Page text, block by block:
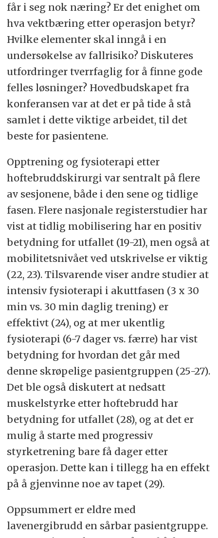
får i seg nok næring? Er det enighet om
hva vektbæring etter operasjon betyr?
Hvilke elementer skal inngå i en
undersøkelse av fallrisiko? Diskuteres
utfordringer tverrfaglig for å finne gode
felles løsninger? Hovedbudskapet fra
konferansen var at det er på tide å stå
samlet i dette viktige arbeidet, til det
beste for pasientene.
Opptrening og fysioterapi etter
hoftebruddskirurgi var sentralt på flere
av sesjonene, både i den sene og tidlige
fasen. Flere nasjonale registerstudier har
vist at tidlig mobilisering har en positiv
betydning for utfallet (19-21), men også at
mobilitetsnivået ved utskrivelse er viktig
(22, 23). Tilsvarende viser andre studier at
intensiv fysioterapi i akuttfasen (3 x 30
min vs. 30 min daglig trening) er
effektivt (24), og at mer ukentlig
fysioterapi (6-7 dager vs. færre) har vist
betydning for hvordan det går med
denne skrøpelige pasientgruppen (25-27).
Det ble også diskutert at nedsatt
muskelstyrke etter hoftebrudd har
betydning for utfallet (28), og at det er
mulig å starte med progressiv
styrketrening bare få dager etter
operasjon. Dette kan i tillegg ha en effekt
på å gjenvinne noe av tapet (29).
Oppsummert er eldre med
lavenergibrudd en sårbar pasientgruppe.